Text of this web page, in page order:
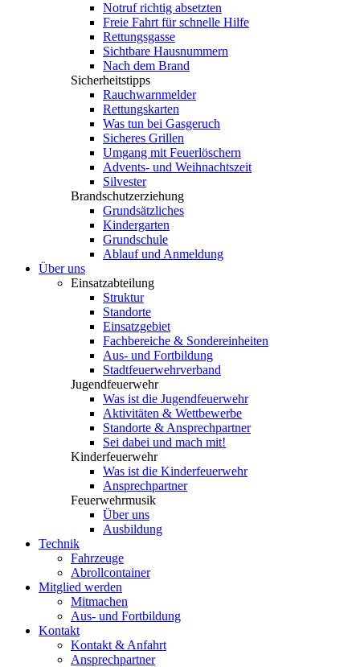
Notruf richtig absetzten
Freie Fahrt für schnelle Hilfe
Rettungsgasse
Sichtbare Hausnummern
Nach dem Brand
Sicherheitstipps
Rauchwarnmelder
Rettungskarten
Was tun bei Gasgeruch
Sicheres Grillen
Umgang mit Feuerlöschern
Advents- und Weihnachtszeit
Silvester
Brandschutzerziehung
Grundsätzliches
Kindergarten
Grundschule
Ablauf und Anmeldung
Über uns
Einsatzabteilung
Struktur
Standorte
Einsatzgebiet
Fachbereiche & Sondereinheiten
Aus- und Fortbildung
Stadtfeuerwehrverband
Jugendfeuerwehr
Was ist die Jugendfeuerwehr
Aktivitäten & Wettbewerbe
Standorte & Ansprechpartner
Sei dabei und mach mit!
Kinderfeuerwehr
Was ist die Kinderfeuerwehr
Ansprechpartner
Feuerwehrmusik
Über uns
Ausbildung
Technik
Fahrzeuge
Abrollcontainer
Mitglied werden
Mitmachen
Aus- und Fortbildung
Kontakt
Kontakt & Anfahrt
Ansprechpartner